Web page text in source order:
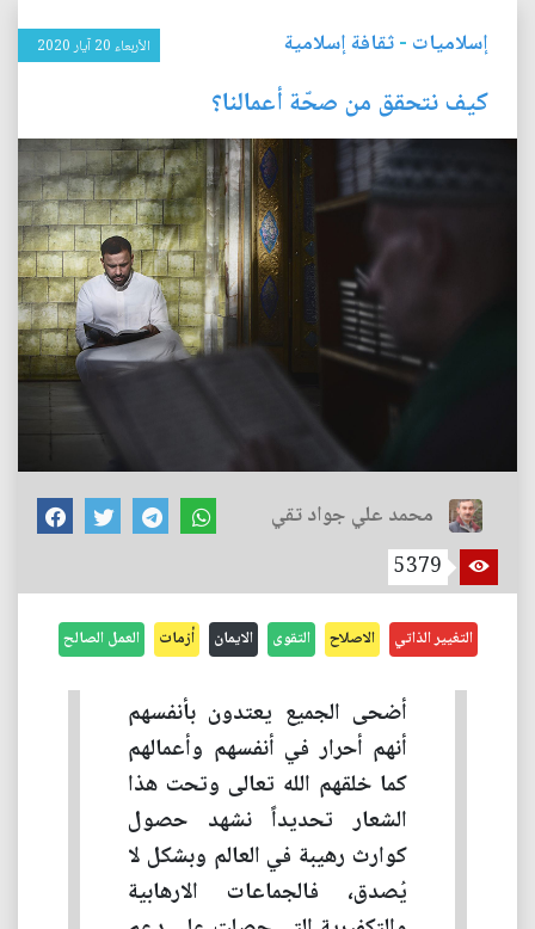
إسلاميات -ثقافة إسلامية الأربعاء 20 آيار 2020
كيف نتحقق من صحّة أعمالنا؟
محمد علي جواد تقي
5379
التغيير الذاتي الاصلاح التقوى الايمان أزمات العمل الصالح
أضحى الجميع يعتدون بأنفسهم
أنهم أحرار في أنفسهم وأعمالهم
كما خلقهم الله تعالى وتحت هذا
الشعار تحديداً نشهد حصول
كوارث رهيبة في العالم وبشكل لا
يُصدق، فالجماعات الارهابية